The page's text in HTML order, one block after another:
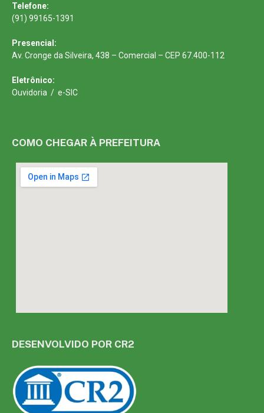
Telefone:
(91) 99165-1391
Presencial:
Av. Cronge da Silveira, 438 – Comercial – CEP 67.400-112
Eletrônico:
Ouvidoria / e-SIC
COMO CHEGAR À PREFEITURA
DESENVOLVIDO POR CR2